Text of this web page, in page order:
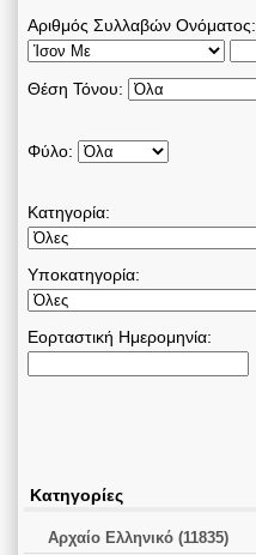
Αριθμός Συλλαβών Ονόματος:
Θέση Τόνου:
Φύλο:
Κατηγορία:
Υποκατηγορία:
Εορταστική Ημερομηνία:
Κατηγορίες
Αρχαίο Ελληνικό (11835)